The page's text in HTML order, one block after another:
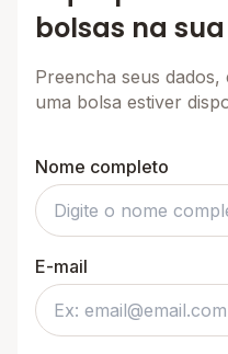
bolsas na
Preencha seus dados,
uma bolsa estiver
Nome completo
E-mail